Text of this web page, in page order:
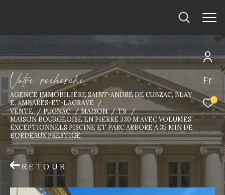
Fr
0
Votre recherche
AGENCE IMMOBILIÈRE SAINT-ANDRÉ DE CUBZAC, BLAY
E, AMBARÈS-ET-LAGRAVE
VENTE
PUGNAC MAISON
T9
MAISON BOURGEOISE EN PIERRE 330 M AVEC VOLUMES
EXCEPTIONNELS PISCINE ET PARC ARBORE A 35 MIN DE
BORDEAUX PRESTIGE
RETOUR